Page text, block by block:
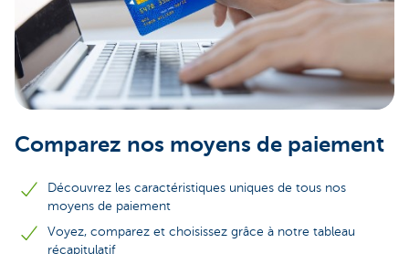
Entrepreneurs
Comparez nos moyens de paiement
Découvrez les caractéristiques uniques de tous nos
moyens de paiement
Voyez, comparez et choisissez grâce à notre tableau
récapitulatif